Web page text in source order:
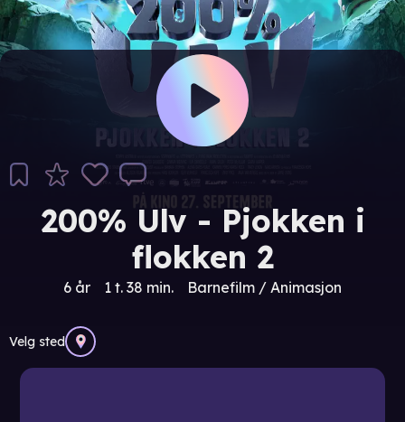
200% Ulv - Pjokken i
flokken 2
6 år 1 t. 38 min. Barnefilm / Animasjon
Velg sted